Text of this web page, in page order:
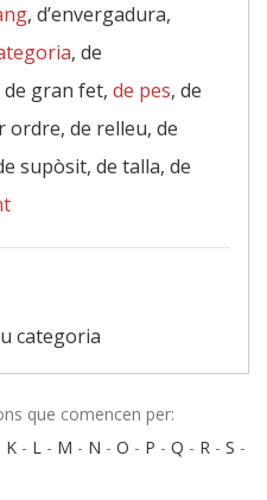
, d’envergadura,
, de
de gran fet, de pes, de
ordre, de relleu, de
supòsit, de talla, de
categoria
que comencen per:
K - L - M - N - O - P - Q - R - S -